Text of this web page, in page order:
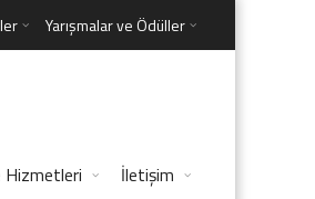
Yarışmalar ve Ödüller
Hizmetleri İletişim